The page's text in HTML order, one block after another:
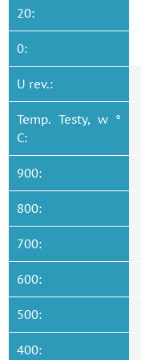
20:
0:
U rev.:
Temp. Testy, w °
C:
900:
800:
700:
600:
500:
400: